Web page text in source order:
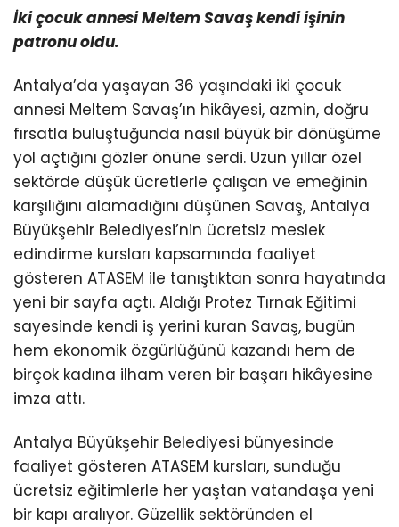
İki çocuk annesi Meltem Savaş kendi işinin
patronu oldu.
Antalya’da yaşayan 36 yaşındaki iki çocuk
annesi Meltem Savaş’ın hikâyesi, azmin, doğru
fırsatla buluştuğunda nasıl büyük bir dönüşüme
yol açtığını gözler önüne serdi. Uzun yıllar özel
sektörde düşük ücretlerle çalışan ve emeğinin
karşılığını alamadığını düşünen Savaş, Antalya
Büyükşehir Belediyesi’nin ücretsiz meslek
edindirme kursları kapsamında faaliyet
gösteren ATASEM ile tanıştıktan sonra hayatında
yeni bir sayfa açtı. Aldığı Protez Tırnak Eğitimi
sayesinde kendi iş yerini kuran Savaş, bugün
hem ekonomik özgürlüğünü kazandı hem de
birçok kadına ilham veren bir başarı hikâyesine
imza attı.
Antalya Büyükşehir Belediyesi bünyesinde
faaliyet gösteren ATASEM kursları, sunduğu
ücretsiz eğitimlerle her yaştan vatandaşa yeni
bir kapı aralıyor. Güzellik sektöründen el